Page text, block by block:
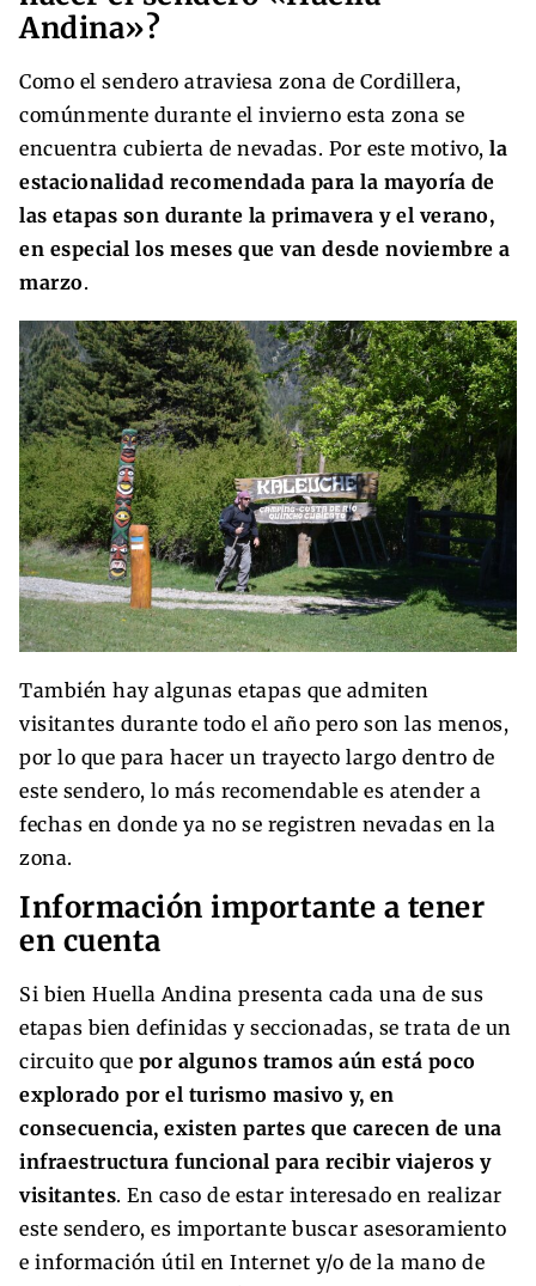
Andina»?
Como el sendero atraviesa zona de Cordillera,
comúnmente durante el invierno esta zona se
encuentra cubierta de nevadas. Por este motivo, la
estacionalidad recomendada para la mayoría de
las etapas son durante la primavera y el verano,
en especial los meses que van desde noviembre a
marzo.
También hay algunas etapas que admiten
visitantes durante todo el año pero son las menos,
por lo que para hacer un trayecto largo dentro de
este sendero, lo más recomendable es atender a
fechas en donde ya no se registren nevadas en la
zona.
Información importante a tener
en cuenta
Si bien Huella Andina presenta cada una de sus
etapas bien definidas y seccionadas, se trata de un
circuito que por algunos tramos aún está poco
explorado por el turismo masivo y, en
consecuencia, existen partes que carecen de una
infraestructura funcional para recibir viajeros y
visitantes. En caso de estar interesado en realizar
este sendero, es importante buscar asesoramiento
e información útil en Internet y/o de la mano de